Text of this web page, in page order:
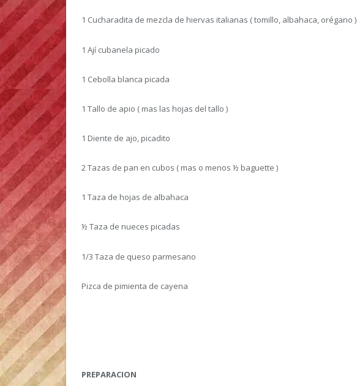
1 Cucharadita de mezcla de hiervas italianas ( tomillo, albahaca, orégano )
1 Ají cubanela picado
1 Cebolla blanca picada
1 Tallo de apio ( mas las hojas del tallo )
1 Diente de ajo, picadito
2 Tazas de pan en cubos ( mas o menos ½ baguette )
1 Taza de hojas de albahaca
½ Taza de nueces picadas
1/3 Taza de queso parmesano
Pizca de pimienta de cayena
PREPARACION